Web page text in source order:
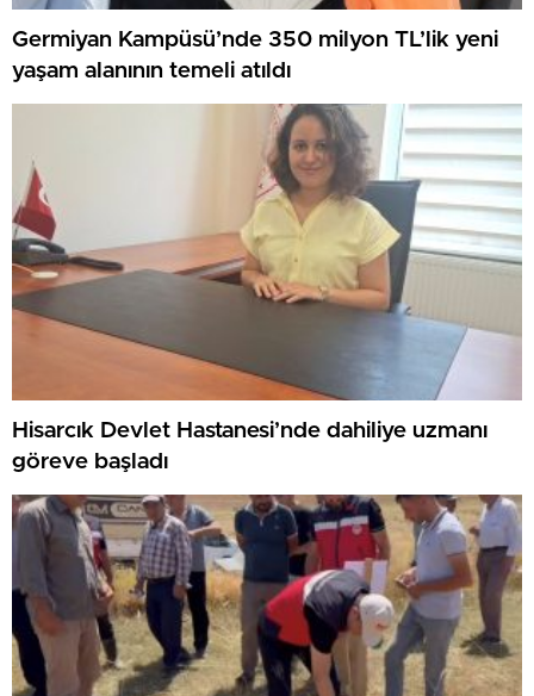
Germiyan Kampüsü’nde 350 milyon TL’lik yeni
yaşam alanının temeli atıldı
Hisarcık Devlet Hastanesi’nde dahiliye uzmanı
göreve başladı